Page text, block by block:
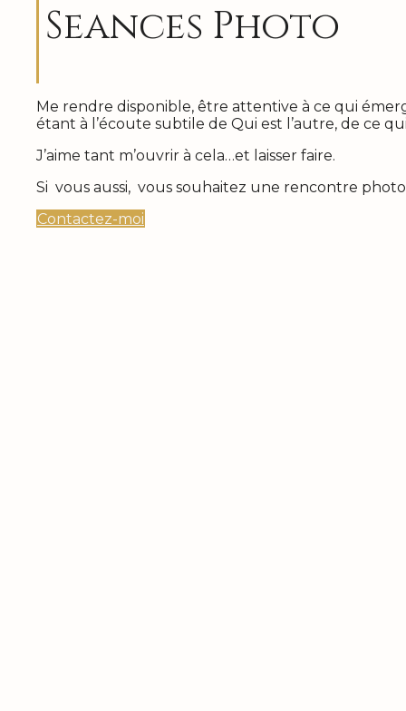
Seances Photo
Me rendre disponible, être attentive à ce qui
étant à l’écoute subtile de Qui est l’autre, de ce
J’aime tant m’ouvrir à cela…et laisser faire.
Si vous aussi, vous souhaitez une rencontre
Contactez-moi